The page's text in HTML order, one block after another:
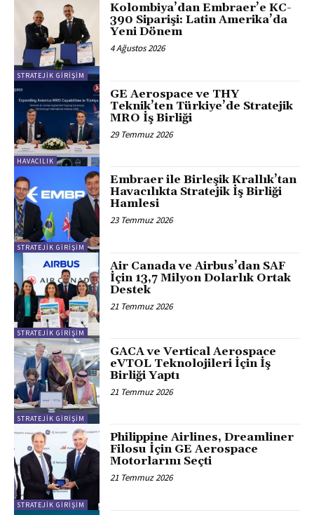
STRATEJIK GIRIŞIM
Kolombiya’dan Embraer’e KC-
390 Siparişi: Latin Amerika’da
Yeni Dönem
4 Ağustos 2026
HAVACILIK
GE Aerospace ve THY
Teknik’ten Türkiye’de Stratejik
MRO İş Birliği
29 Temmuz 2026
STRATEJIK GIRIŞIM
Embraer ile Birleşik Krallık’tan
Havacılıkta Stratejik İş Birliği
Hamlesi
23 Temmuz 2026
STRATEJIK GIRIŞIM
Air Canada ve Airbus’dan SAF
İçin 13,7 Milyon Dolarlık Ortak
Destek
21 Temmuz 2026
STRATEJIK GIRIŞIM
GACA ve Vertical Aerospace
eVTOL Teknolojileri İçin İş
Birliği Yaptı
21 Temmuz 2026
STRATEJIK GIRIŞIM
Philippine Airlines, Dreamliner
Filosu İçin GE Aerospace
Motorlarını Seçti
21 Temmuz 2026